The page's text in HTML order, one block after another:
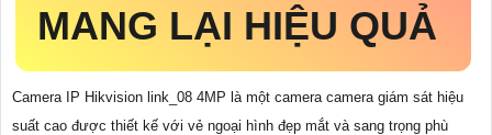
MANG LẠI HIỆU QUẢ
Camera IP Hikvision link_08 4MP là một camera camera giám sát hiệu
suất cao được thiết kế với vẻ ngoại hình đẹp mắt và sang trọng phù